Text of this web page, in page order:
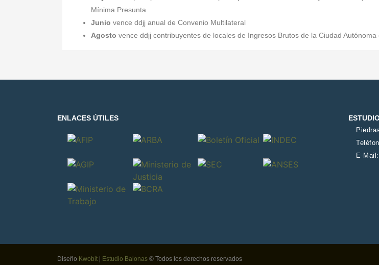
Mínima Presunta
Junio vence ddjj anual de Convenio Multilateral
Agosto vence ddjj contribuyentes de locales de Ingresos Brutos de la Ciudad Autónoma
ENLACES ÚTILES
E-Mail:
Diseño Kwobit Estudio Balonas © Todos los derechos reservados